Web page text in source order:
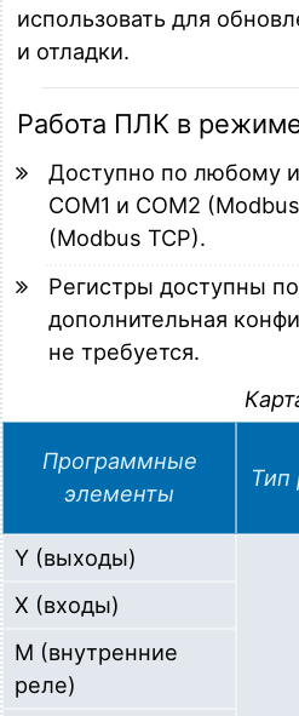
использовать для
и отладки.
Работа ПЛК в
Доступно по любому
COM1 и COM2
(Modbus TCP).
Регистры доступны
дополнительная
не требуется.
Программные
элементы
Тип
Y (выходы)
X (входы)
M (внутренние
реле)